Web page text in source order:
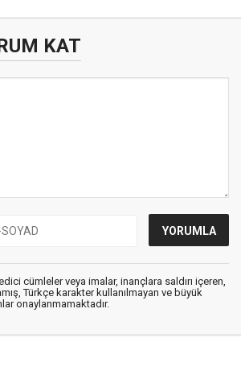
KAT
cümleler veya imalar, inançlara saldırı içeren,
Türkçe karakter kullanılmayan ve büyük
onaylanmamaktadır.